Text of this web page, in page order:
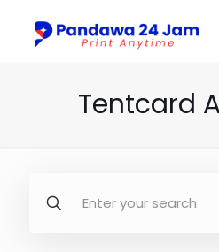
Tentcard